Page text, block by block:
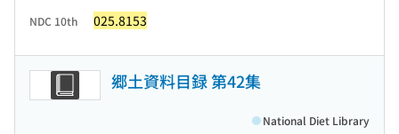
NDC 10th 025.8153
郷土資料目録 第42集
National Diet Library